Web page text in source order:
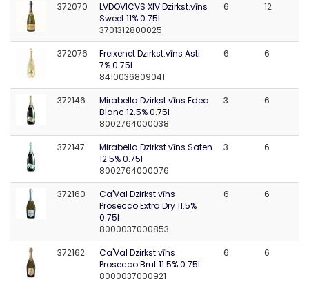
372070
LVDOVICVS XIV Dzirkst.vīns
Sweet 11% 0.75l
3701312800025
6 12
372076
Freixenet Dzirkst.vīns Asti
7% 0.75l
8410036809041
6 6
372146
Mirabella Dzirkst.vīns Edea
Blanc 12.5% 0.75l
8002764000038
3 6
372147
Mirabella Dzirkst.vīns Saten
12.5% 0.75l
8002764000076
3 6
372160
Ca'Val Dzirkst.vīns
Prosecco Extra Dry 11.5%
0.75l
8000037000853
6 6
372162
Ca'Val Dzirkst.vīns
Prosecco Brut 11.5% 0.75l
8000037000921
6 6